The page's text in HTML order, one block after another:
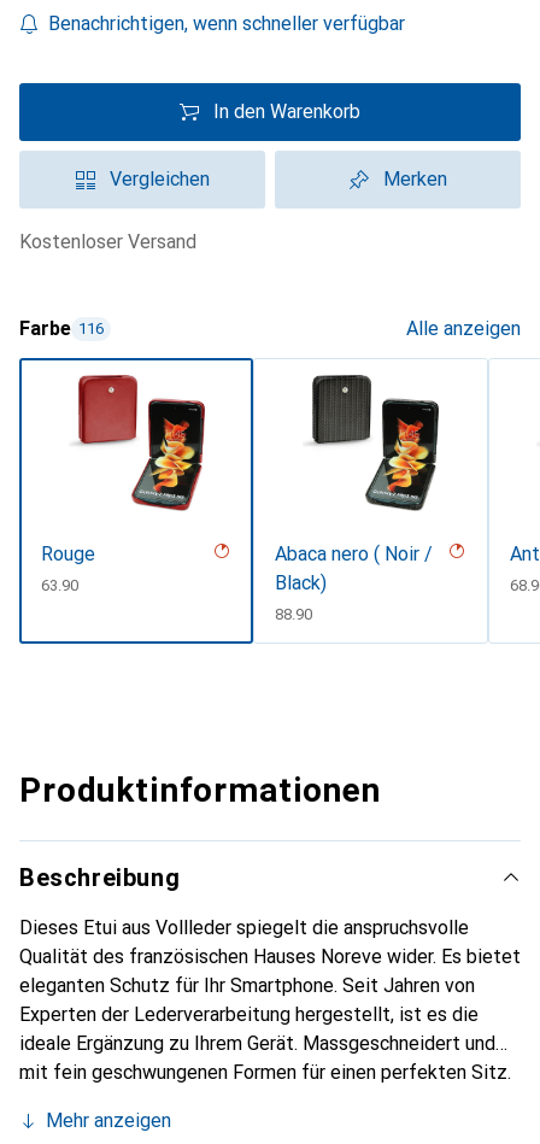
Benachrichtigen, wenn schneller verfügbar
In den Warenkorb
Vergleichen Merken
kostenloser Versand
Farbe 116 Alle anzeigen
Rouge
CHF
63.90
Abaca nero ( Noir /
Black)
CHF
88.90
CHF
Produktinformationen
Beschreibung
Dieses Etui aus Vollleder spiegelt die anspruchsvolle
Qualität des französischen Hauses Noreve wider. Es bietet
eleganten Schutz für Ihr Smartphone. Seit Jahren von
Experten der Lederverarbeitung hergestellt, ist es die
ideale Ergänzung zu Ihrem Gerät. Massgeschneidert und
mit fein geschwungenen Formen für einen perfekten Sitz.
Smartphone. Die Marke Noreve ist international für ihre
Mehr anzeigen